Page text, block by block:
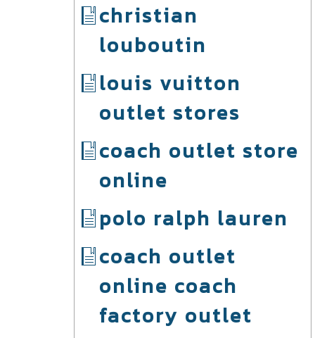
christian
louboutin
louis vuitton
outlet stores
coach outlet store
online
polo ralph lauren
coach outlet
online coach
factory outlet